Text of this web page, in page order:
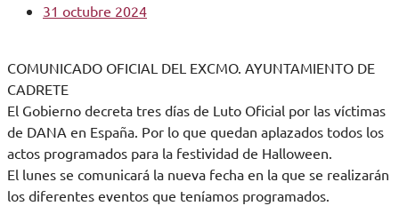
31 octubre 2024
COMUNICADO OFICIAL DEL EXCMO. AYUNTAMIENTO DE
CADRETE
El Gobierno decreta tres días de Luto Oficial por las víctimas
de DANA en España. Por lo que quedan aplazados todos los
actos programados para la festividad de Halloween.
El lunes se comunicará la nueva fecha en la que se realizarán
los diferentes eventos que teníamos programados.